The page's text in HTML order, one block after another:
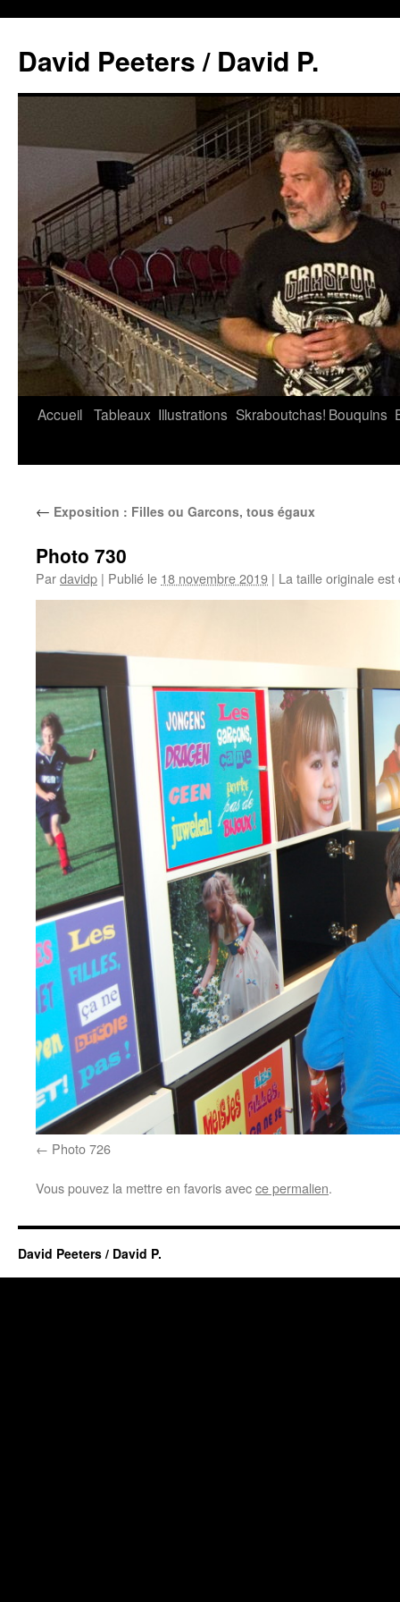
David Peeters / David P.
Accueil Tableaux Illustrations Skraboutchas! Bouquins
← Exposition : Filles ou Garcons, tous égaux
Photo 730
Pardavidp | Publié le 18 novembre 2019 | La taille originale
Photo 726
Vous pouvez la mettre en favoris avecce permalien.
David Peeters / David P.